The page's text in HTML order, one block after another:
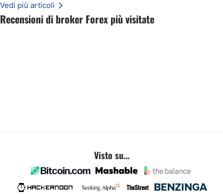
Recensioni di broker Forex più visitate
Vedi più articoli
Visto su...